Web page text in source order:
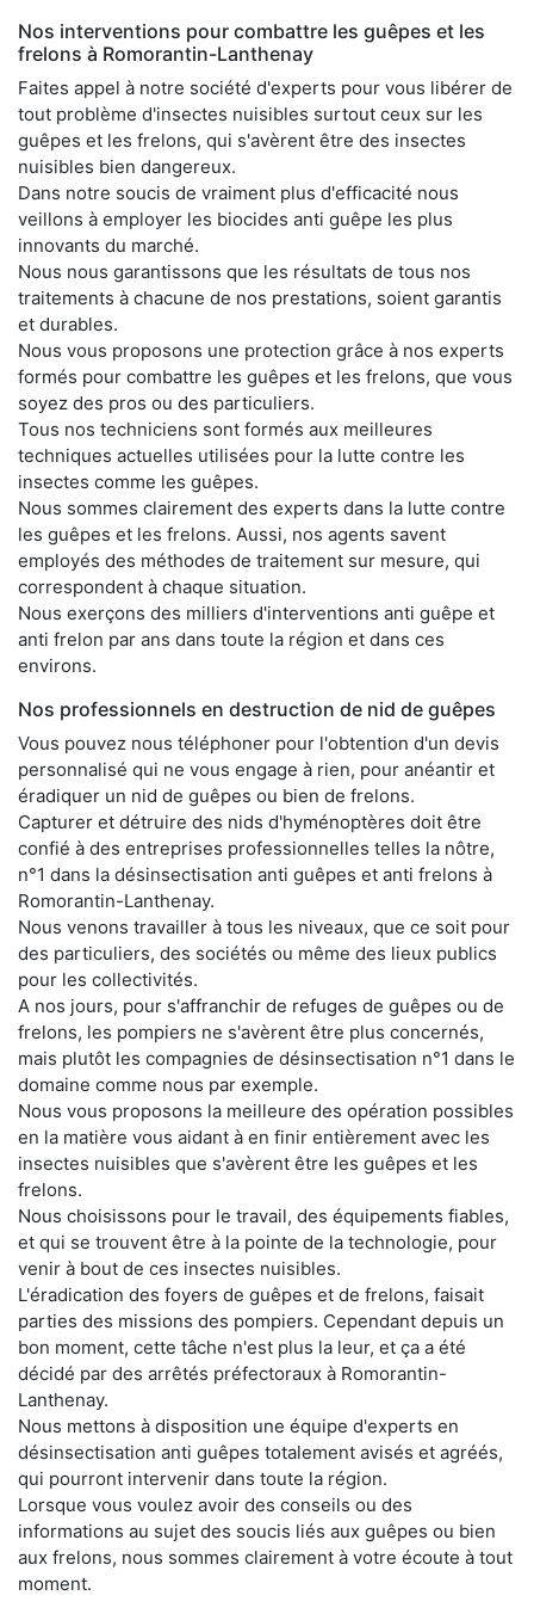
Nos interventions pour combattre les guêpes et les
frelons à Romorantin-Lanthenay
Faites appel à notre société d'experts pour vous libérer de
tout problème d'insectes nuisibles surtout ceux sur les
guêpes et les frelons, qui s'avèrent être des insectes
nuisibles bien dangereux.
Dans notre soucis de vraiment plus d'efficacité nous
veillons à employer les biocides anti guêpe les plus
innovants du marché.
Nous nous garantissons que les résultats de tous nos
traitements à chacune de nos prestations, soient garantis
et durables.
Nous vous proposons une protection grâce à nos experts
formés pour combattre les guêpes et les frelons, que vous
soyez des pros ou des particuliers.
Tous nos techniciens sont formés aux meilleures
techniques actuelles utilisées pour la lutte contre les
insectes comme les guêpes.
Nous sommes clairement des experts dans la lutte contre
les guêpes et les frelons. Aussi, nos agents savent
employés des méthodes de traitement sur mesure, qui
correspondent à chaque situation.
Nous exerçons des milliers d'interventions anti guêpe et
anti frelon par ans dans toute la région et dans ces
environs.
Nos professionnels en destruction de nid de guêpes
Vous pouvez nous téléphoner pour l'obtention d'un devis
personnalisé qui ne vous engage à rien, pour anéantir et
éradiquer un nid de guêpes ou bien de frelons.
Capturer et détruire des nids d'hyménoptères doit être
confié à des entreprises professionnelles telles la nôtre,
n°1 dans la désinsectisation anti guêpes et anti frelons à
Romorantin-Lanthenay.
Nous venons travailler à tous les niveaux, que ce soit pour
des particuliers, des sociétés ou même des lieux publics
pour les collectivités.
A nos jours, pour s'affranchir de refuges de guêpes ou de
frelons, les pompiers ne s'avèrent être plus concernés,
mais plutôt les compagnies de désinsectisation n°1 dans le
domaine comme nous par exemple.
Nous vous proposons la meilleure des opération possibles
en la matière vous aidant à en finir entièrement avec les
insectes nuisibles que s'avèrent être les guêpes et les
frelons.
Nous choisissons pour le travail, des équipements fiables,
et qui se trouvent être à la pointe de la technologie, pour
venir à bout de ces insectes nuisibles.
L'éradication des foyers de guêpes et de frelons, faisait
parties des missions des pompiers. Cependant depuis un
bon moment, cette tâche n'est plus la leur, et ça a été
décidé par des arrêtés préfectoraux à Romorantin-
Lanthenay.
Nous mettons à disposition une équipe d'experts en
désinsectisation anti guêpes totalement avisés et agréés,
qui pourront intervenir dans toute la région.
Lorsque vous voulez avoir des conseils ou des
informations au sujet des soucis liés aux guêpes ou bien
aux frelons, nous sommes clairement à votre écoute à tout
moment.